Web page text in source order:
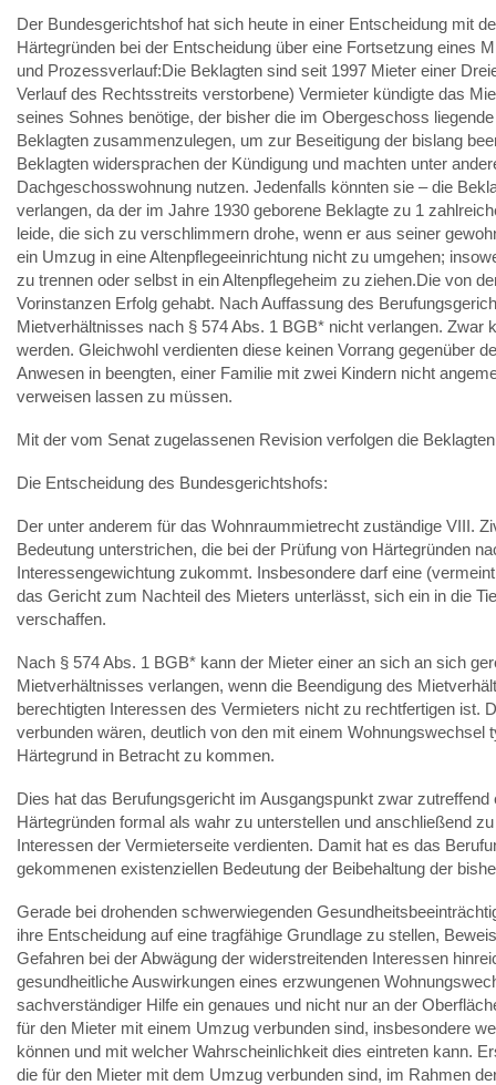
Der Bundesgerichtshof hat sich heute in einer Entscheidung mit
Härtegründen bei der Entscheidung über eine Fortsetzung eines
und Prozessverlauf:Die Beklagten sind seit 1997 Mieter einer
Verlauf des Rechtsstreits verstorbene) Vermieter kündigte das
seines Sohnes benötige, der bisher die im Obergeschoss
Beklagten zusammenzulegen, um zur Beseitigung der bislang
Beklagten widersprachen der Kündigung und machten unter
Dachgeschosswohnung nutzen. Jedenfalls könnten sie – die
verlangen, da der im Jahre 1930 geborene Beklagte zu 1
leide, die sich zu verschlimmern drohe, wenn er aus seiner
ein Umzug in eine Altenpflegeeinrichtung nicht zu umgehen;
zu trennen oder selbst in ein Altenpflegeheim zu ziehen.Die von
Vorinstanzen Erfolg gehabt. Nach Auffassung des
Mietverhältnisses nach § 574 Abs. 1 BGB* nicht verlangen.
werden. Gleichwohl verdienten diese keinen Vorrang gegenüber
Anwesen in beengten, einer Familie mit zwei Kindern nicht
verweisen lassen zu müssen.
Mit der vom Senat zugelassenen Revision verfolgen die
Die Entscheidung des Bundesgerichtshofs:
Der unter anderem für das Wohnraummietrecht zuständige VIII.
Bedeutung unterstrichen, die bei der Prüfung von Härtegründen
Interessengewichtung zukommt. Insbesondere darf eine
das Gericht zum Nachteil des Mieters unterlässt, sich ein in die
verschaffen.
Nach § 574 Abs. 1 BGB* kann der Mieter einer an sich an sich
Mietverhältnisses verlangen, wenn die Beendigung des
berechtigten Interessen des Vermieters nicht zu rechtfertigen
verbunden wären, deutlich von den mit einem
Härtegrund in Betracht zu kommen.
Dies hat das Berufungsgericht im Ausgangspunkt zwar
Härtegründen formal als wahr zu unterstellen und anschließend
Interessen der Vermieterseite verdienten. Damit hat es das
gekommenen existenziellen Bedeutung der Beibehaltung der
Gerade bei drohenden schwerwiegenden
ihre Entscheidung auf eine tragfähige Grundlage zu stellen,
Gefahren bei der Abwägung der widerstreitenden Interessen
gesundheitliche Auswirkungen eines erzwungenen
sachverständiger Hilfe ein genaues und nicht nur an der
für den Mieter mit einem Umzug verbunden sind, insbesondere
können und mit welcher Wahrscheinlichkeit dies eintreten kann.
die für den Mieter mit dem Umzug verbunden sind, im Rahmen